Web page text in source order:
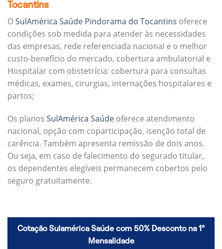
Tocantins
OSulAmérica Saúde Pindorama do Tocantins oferece
condições sob medida para atender às necessidades
das empresas, rede referenciada nacional e o melhor
custo-benefício do mercado, cobertura ambulatorial e
Hospitalar com obstetrícia: cobertura para consultas
médicas, exames, cirurgias, internações hospitalares e
partos;
Os planos SulAmérica Saúde oferece atendimento
nacional, opção com coparticipação, isenção total de
carência. Também apresenta remissão de dois anos.
Ou seja, em caso de falecimento do segurado titular,
os dependentes elegíveis permanecem cobertos pelo
seguro gratuitamente.
Cotação Sulamérica Saúde com 50% Desconto na 1º
Mensalidade